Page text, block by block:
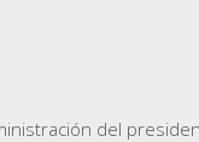
del